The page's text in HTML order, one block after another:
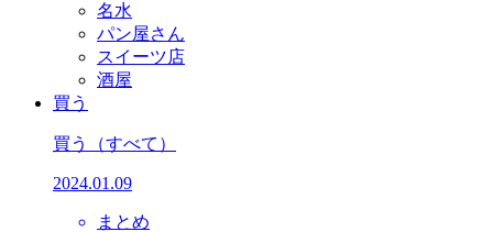
名水
パン屋さん
スイーツ店
酒屋
買う
買う （すべて）
2024.01.09
まとめ